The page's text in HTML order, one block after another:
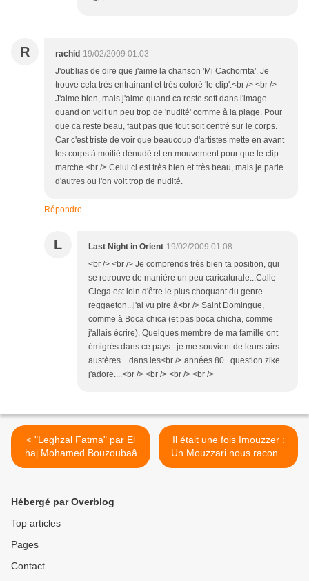
R rachid 19/02/2009 01:03
J'oublias de dire que j'aime la chanson 'Mi Cachorrita'. Je
trouve cela très entrainant et très coloré 'le clip'.<br /> <br />
J'aime bien, mais j'aime quand ca reste soft dans l'image
quand on voit un peu trop de 'nudité' comme à la plage. Pour
que ca reste beau, faut pas que tout soit centré sur le corps.
Car c'est triste de voir que beaucoup d'artistes mette en avant
les corps à moitié dénudé et en mouvement pour que le clip
marche.<br /> Celui ci est très bien et très beau, mais je parle
d'autres ou l'on voit trop de nudité.
Répondre
L Last Night in Orient 19/02/2009 01:08
<br /> <br /> Je comprends très bien ta position, qui
se retrouve de manière un peu caricaturale...Calle
Ciega est loin d'être le plus choquant du genre
reggaeton...j'ai vu pire à<br /> Saint Domingue,
comme à Boca chica (et pas boca chicha, comme
j'allais écrire). Quelques membre de ma famille ont
émigrés dans ce pays...je me souvient de leurs airs
austères....dans les<br /> années 80...question zike
j'adore....<br /> <br /> <br /> <br />
< "Leghzal Fatma" par El
haj Mohamed Bouzoubaâ
Il était une fois Imouzzer :
Un Mouzzari nous raconte
sa ville ! >
Hébergé par Overblog
Top articles
Pages
Contact